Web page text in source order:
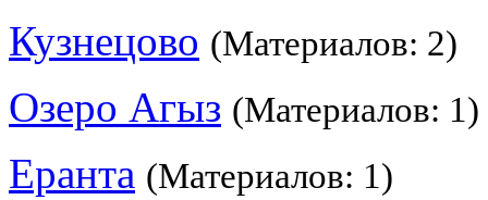
Кузнецово (Материалов: 2)
Озеро Агыз (Материалов: 1)
Еранта (Материалов: 1)